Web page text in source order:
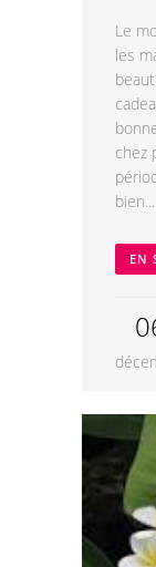
Le
les
chez
bien...
EN